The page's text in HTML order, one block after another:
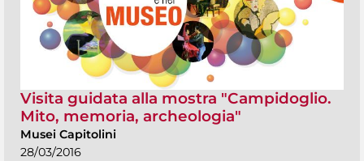
Visita guidata alla mostra "Campidoglio.
Mito, memoria, archeologia"
Musei Capitolini
28/03/2016